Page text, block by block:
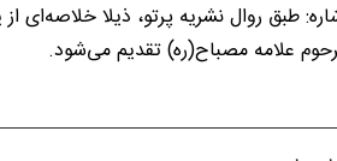
طبق روال نشریه پرتو، ذیلا خلاصه‌ای
علامه مصباح(ره) تقدیم می‌شود.